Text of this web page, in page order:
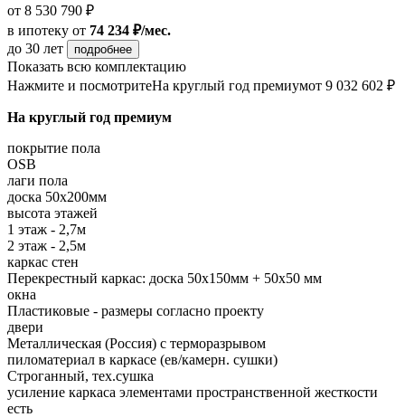
от 8 530 790 ₽
в ипотеку от 74 234 ₽/мес.
до 30 лет
подробнее
Показать всю комплектацию
Нажмите и посмотритеНа круглый год премиумот 9 032 602 ₽
На круглый год премиум
покрытие пола
OSB
лаги пола
доска 50х200мм
высота этажей
1 этаж - 2,7м
2 этаж - 2,5м
каркас стен
Перекрестный каркас: доска 50х150мм + 50х50 мм
окна
Пластиковые - размеры согласно проекту
двери
Металлическая (Россия) с терморазрывом
пиломатериал в каркасе (ев/камерн. сушки)
Строганный, тех.сушка
усиление каркаса элементами пространственной жесткости
есть